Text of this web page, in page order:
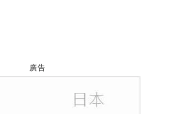
廣告